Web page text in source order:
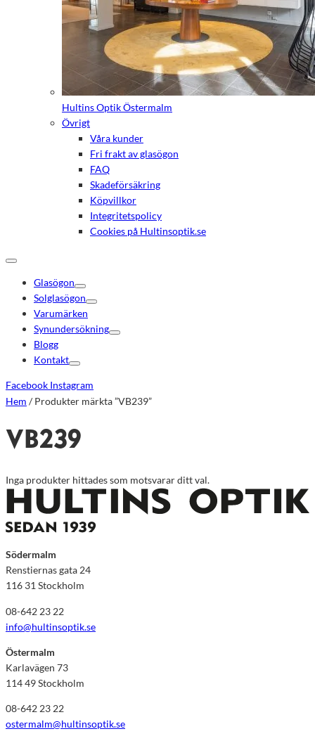
Hultins Optik Östermalm
Övrigt
Våra kunder
Fri frakt av glasögon
FAQ
Skadeförsäkring
Köpvillkor
Integritetspolicy
Cookies på Hultinsoptik.se
Glasögon
Solglasögon
Varumärken
Synundersökning
Blogg
Kontakt
Facebook Instagram
Hem / Produkter märkta ”VB239”
VB239
Inga produkter hittades som motsvarar ditt val.
Södermalm
Renstiernas gata 24
116 31 Stockholm
08-642 23 22
info@hultinsoptik.se
Östermalm
Karlavägen 73
114 49 Stockholm
08-642 23 22
ostermalm@hultinsoptik.se